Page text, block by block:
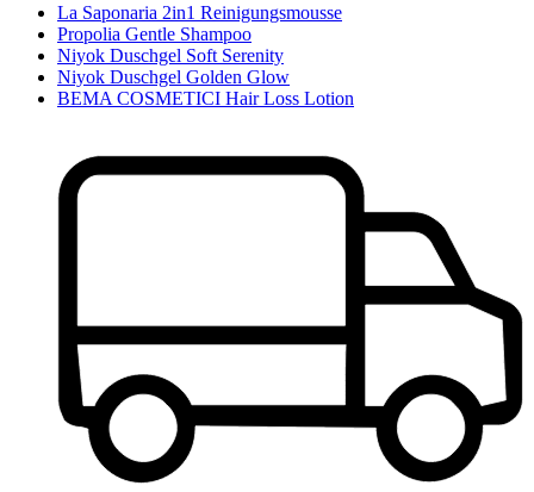
La Saponaria 2in1 Reinigungsmousse
Propolia Gentle Shampoo
Niyok Duschgel Soft Serenity
Niyok Duschgel Golden Glow
BEMA COSMETICI Hair Loss Lotion